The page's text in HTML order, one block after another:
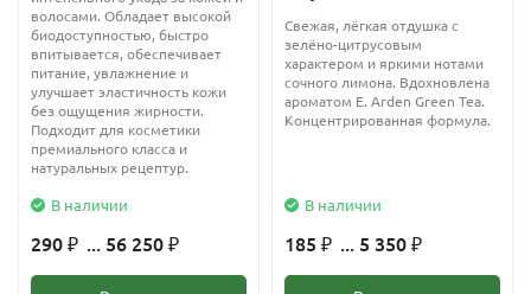
косметике
Растворяет и отшелушивает ороговелые чешуйки эпидермиса;
Прочищает и открывает закупоренные поры;
Обновляет кожный покров;
Обладает увлажняющими свойствами
Обладает антибактериальными и противовоспалительными
свойствами
Стимулирует обновление кожи за счет чего улучшает цвет
лица, помогает бороться с пигментацией и постакне
волосами. Обладает высокой
биодоступностью, быстро
впитывается, обеспечивает
питание, увлажнение и
улучшает эластичность кожи
без ощущения жирности.
Подходит для косметики
премиального класса и
натуральных рецептур.
В наличии
290 ₽ ... 56 250 ₽
Свежая, лёгкая отдушка с
зелёно-цитрусовым
характером и яркими нотами
сочного лимона. Вдохновлена
ароматом E. Arden Green Tea.
Концентрированная формула.
В наличии
185 ₽ ... 5 350 ₽